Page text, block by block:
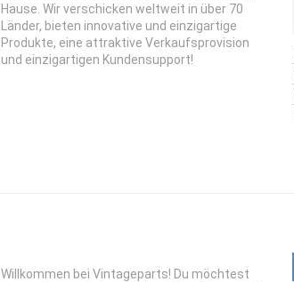
Hause. Wir verschicken weltweit in über 70
Länder, bieten innovative und einzigartige
Produkte, eine attraktive Verkaufsprovision
und einzigartigen Kundensupport!
Willkommen bei Vintageparts! Du möchtest